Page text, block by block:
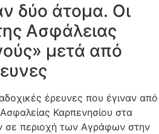
δύο άτομα. Οι
Ασφάλειας
μετά από
έρευνες που έγιναν από
Καρπενησίου στα
σε περιοχή των Αγράφων στην